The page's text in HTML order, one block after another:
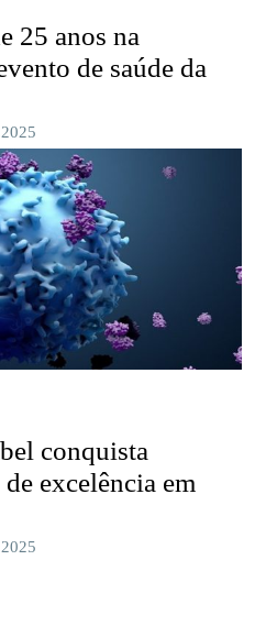
25 anos na
de saúde da
conquista
excelência em